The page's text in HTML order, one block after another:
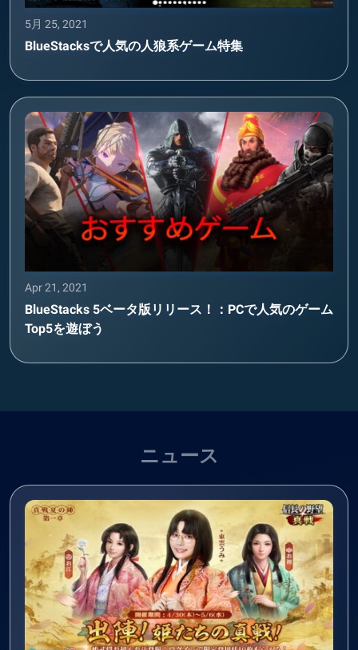
5月 25, 2021
BlueStacksで人気の人狼系ゲーム特集
Apr 21, 2021
BlueStacks 5ベータ版リリース！：PCで人気のゲーム
Top5を遊ぼう
ニュース